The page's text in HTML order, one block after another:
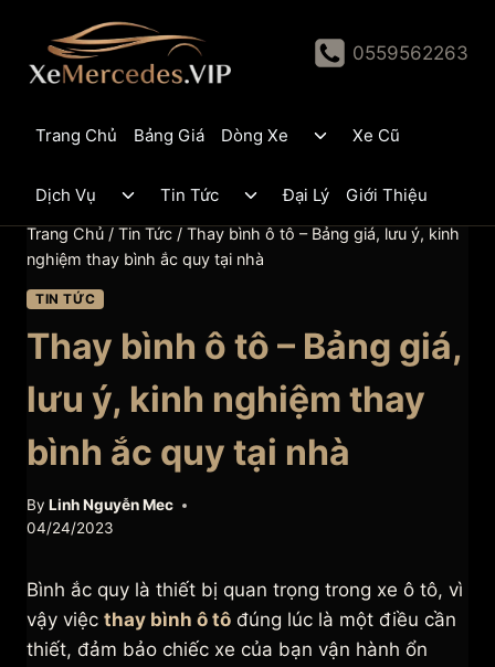
content
0559562263
Trang Chủ Bảng Giá Dòng Xe
ToggleXe Cũ
Dịch Vụ
Toggle
menu
Tin Tức
Toggle
menu
Đại Lý Giới Thiệu
Trang Chủ / Tin Tức / Thay bình ô tô – Bảng giá, lưu ý, kinh
nghiệm thay bình ắc quy tại nhà
TIN TỨC
Thay bình ô tô – Bảng giá,
lưu ý, kinh nghiệm thay
bình ắc quy tại nhà
By Linh Nguyễn Mec
04/24/2023
Bình ắc quy là thiết bị quan trọng trong xe ô tô, vì
vậy việc thay bình ô tô đúng lúc là một điều cần
thiết, đảm bảo chiếc xe của bạn vận hành ổn